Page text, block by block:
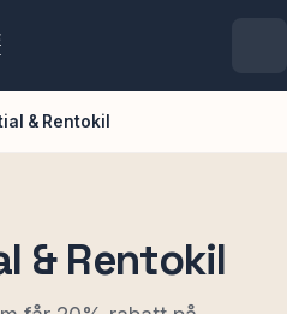
& Rentokil
& Rentokil